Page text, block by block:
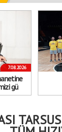
7.08.2026
gü